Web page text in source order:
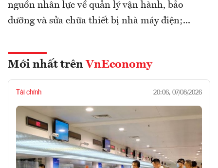
nguồn nhân lực về quản lý vận hành, bảo
dưỡng và sửa chữa thiết bị nhà máy điện;...
Mới nhất trên VnEconomy
Tài chính 20:06, 07/08/2026